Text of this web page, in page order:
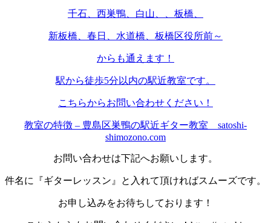
千石、西巣鴨、白山、、板橋、
新板橋、春日、水道橋、板橋区役所前～
からも通えます！
駅から徒歩5分以内の駅近教室です。
こちらからお問い合わせください！
教室の特徴 – 豊島区巣鴨の駅近ギター教室 satoshi-
shimozono.com
お問い合わせは下記へお願いします。
件名に『ギターレッスン』と入れて頂ければスムーズです。
お申し込みをお待ちしております！